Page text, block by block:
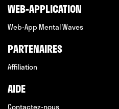
WEB-APPLICATION
Web-App Mental Waves
PARTENAIRES
Affiliation
AIDE
Contactez-nous